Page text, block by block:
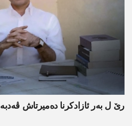
رێ ل بەر ئازادکرنا دەمیرتاش ڤەدبە